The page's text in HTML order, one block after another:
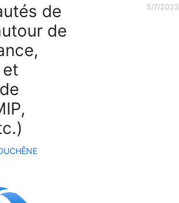
de
de
5/7/2023